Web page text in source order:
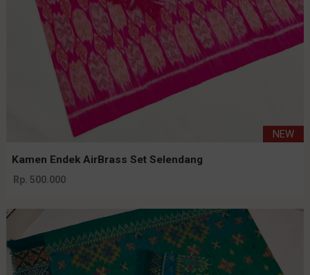
NEW
Kamen Endek AirBrass Set Selendang
Rp. 500.000